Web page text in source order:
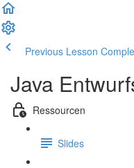
Previous Lesson
Java
Ressourcen
Slides